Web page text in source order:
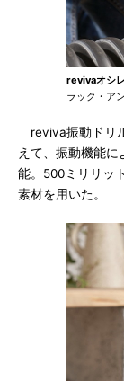
revivaオシ
ラック・ア
reviva振動ドリ
えて、振動機能
能。500ミリリッ
素材を用いた。